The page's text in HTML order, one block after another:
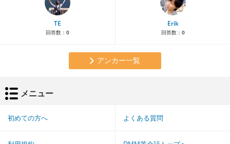
TE
回答数： 0
Erik
回答数： 0
アンカー一覧
メニュー
初めての方へ よくある質問